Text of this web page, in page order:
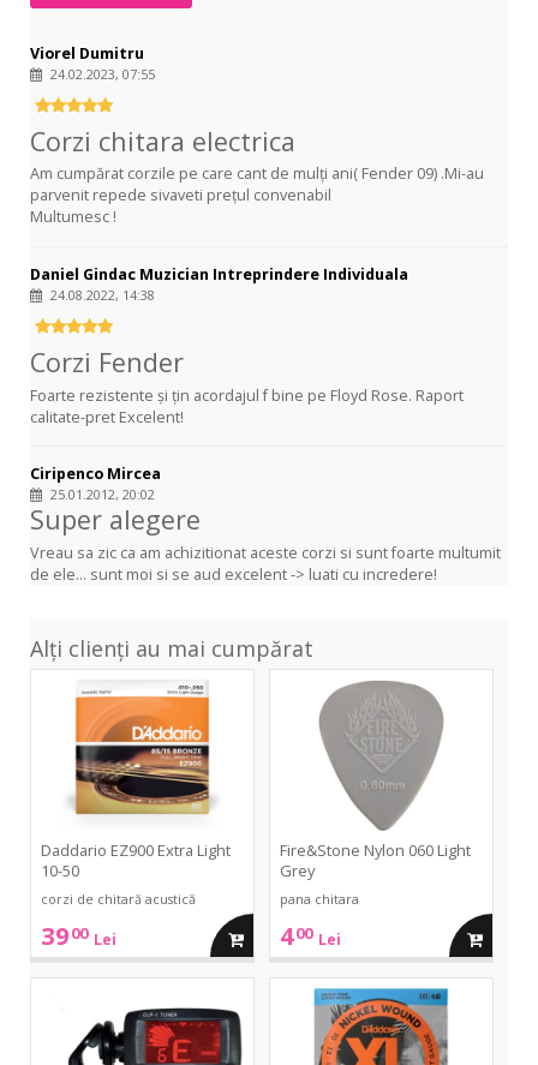
Viorel Dumitru
24.02.2023, 07:55
Corzi chitara electrica
Am cumpărat corzile pe care cant de mulți ani( Fender 09) .Mi-au
parvenit repede sivaveti prețul convenabil
Multumesc !
Daniel Gindac Muzician Intreprindere Individuala
24.08.2022, 14:38
Corzi Fender
Foarte rezistente și țin acordajul f bine pe Floyd Rose. Raport
calitate-pret Excelent!
Ciripenco Mircea
25.01.2012, 20:02
Super alegere
Vreau sa zic ca am achizitionat aceste corzi si sunt foarte multumit
de ele... sunt moi si se aud excelent -> luati cu incredere!
Alți clienți au mai cumpărat
Daddario EZ900 Extra Light
10-50
corzi de chitară acustică
3900 Lei adauga
cos
Fire&Stone Nylon 060 Light
Grey
pana chitara
400 Lei adauga
EXL110